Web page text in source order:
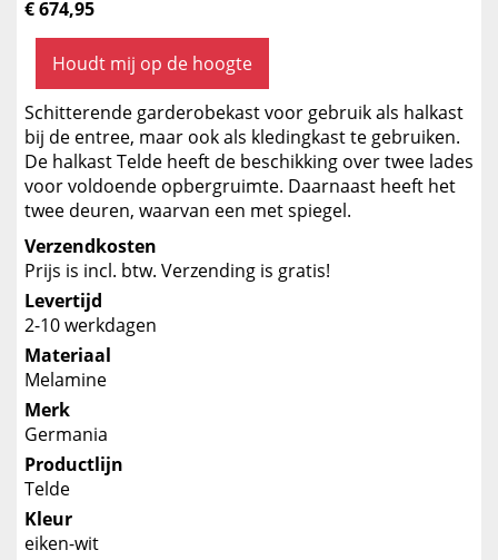
€ 674,95
Houdt mij op de hoogte
Schitterende garderobekast voor gebruik als halkast
bij de entree, maar ook als kledingkast te gebruiken.
De halkast Telde heeft de beschikking over twee lades
voor voldoende opbergruimte. Daarnaast heeft het
twee deuren, waarvan een met spiegel.
Verzendkosten
Prijs is incl. btw. Verzending is gratis!
Levertijd
2-10 werkdagen
Materiaal
Melamine
Merk
Germania
Productlijn
Telde
Kleur
eiken-wit